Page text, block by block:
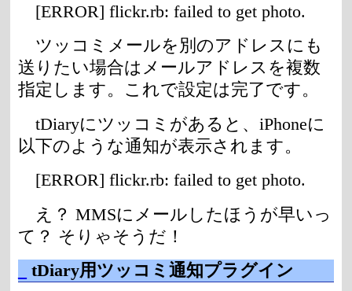
[ERROR] flickr.rb: failed to get photo.
ツッコミメールを別のアドレスにも
送りたい場合はメールアドレスを複数
指定します。これで設定は完了です。
tDiaryにツッコミがあると、iPhoneに
以下のような通知が表示されます。
[ERROR] flickr.rb: failed to get photo.
え？ MMSにメールしたほうが早いっ
て？ そりゃそうだ！
tDiary用ツッコミ通知プラグイン